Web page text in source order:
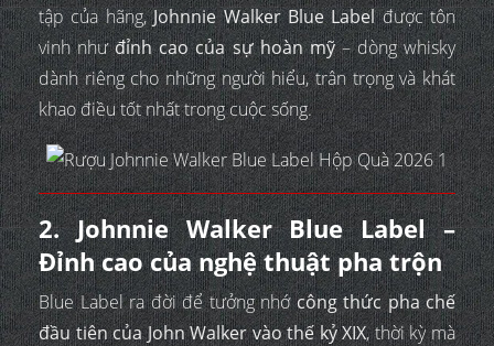
tập của hãng,Johnnie Walker Blue Labelđược tôn
vinh nhưđỉnh cao của sự hoàn mỹ– dòng whisky
dành riêng cho những người hiểu, trân trọng và khát
khao điều tốt nhất trong cuộc sống.
2. Johnnie Walker Blue Label –
Đỉnh cao của nghệ thuật pha trộn
Blue Label ra đời để tưởng nhớcông thức pha chế
đầu tiên của John Walker vào thế kỷ XIX, thời kỳ mà